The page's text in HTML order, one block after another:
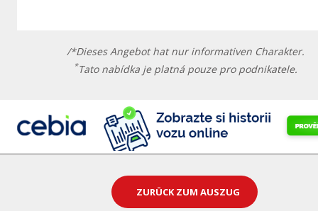
/*Dieses Angebot hat nur informativen Charakter.
*Tato nabídka je platná pouze pro podnikatele.
ZURÜCK ZUM AUSZUG